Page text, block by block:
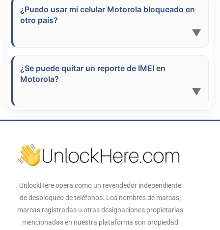
las redes móvilesy no podrás usarlo
normalmente. Lo recomendable es contactar
UnlockHere
para conocer las opciones disponibles.
¿Puedo usar mi celular Motorola bloqueado en
otro país?
▼
En la mayoría de los casos, los reportes por
lista negra secomparten internacionalmente
por lo que tu Motorola seguirá bloqueado
desbloqueo autorizadopuede ayudarte.
¿Se puede quitar un reporte de IMEI en
Motorola?
▼
bloqueos de IMEI cuando es posible.
UnlockHere opera como un revendedor independiente
de desbloqueo de teléfonos. Los nombres de marcas,
marcas registradas u otras designaciones propietarias
mencionadas en nuestra plataforma son propiedad